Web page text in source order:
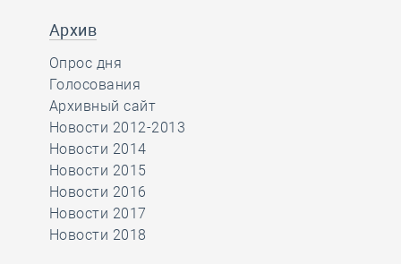
Архив
Опрос дня
Голосования
Архивный сайт
Новости 2012-2013
Новости 2014
Новости 2015
Новости 2016
Новости 2017
Новости 2018